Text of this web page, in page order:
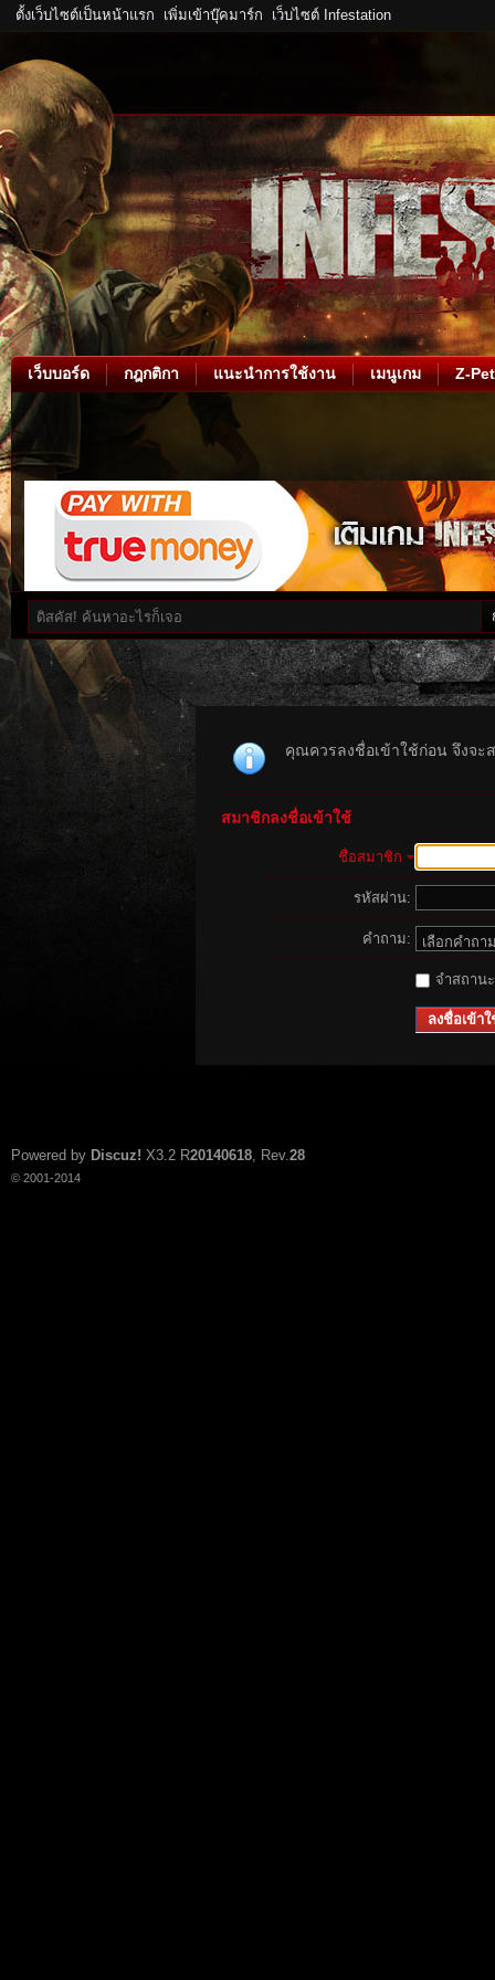
ตั้งเว็บไซต์เป็นหน้าแรก เพิ่มเข้าบุ๊คมาร์ก เว็บไซต์ Infestation
เว็บบอร์ด กฎกติกา แนะนำการใช้งาน เมนูเกม Z-Pet
คุณควรลงชื่อเข้าใช้ก่อน จึงจะ
สมาชิกลงชื่อเข้าใช้
ชื่อสมาชิก
รหัสผ่าน:
คำถาม:
จำสถาน
ลงชื่อเข้าใ
Powered by Discuz! X3.2 R20140618, Rev.28
© 2001-2014